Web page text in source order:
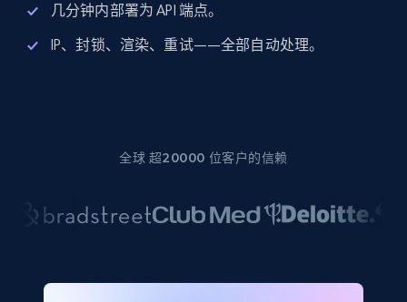
几分钟内部署为 API 端点。
IP、封锁、渲染、重试——全部自动处理。
全球 超20000 位客户的信赖